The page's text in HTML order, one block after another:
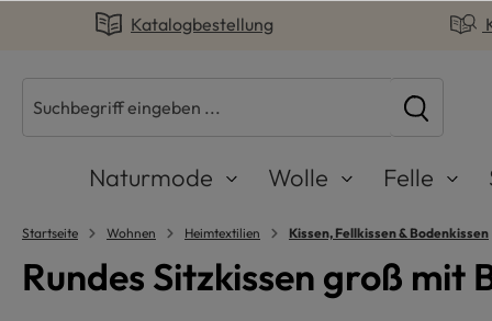
Zur Hauptnavigation springen
Katalogbestellung
Naturmode Wolle Felle
Startseite Wohnen Heimtextilien Kissen, Fellkissen & Bodenkissen
Rundes Sitzkissen groß